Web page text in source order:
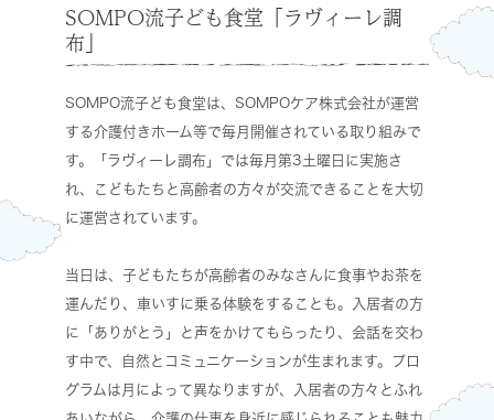
SOMPO流子ども食堂「ラヴィーレ調
布」
SOMPO流子ども食堂は、SOMPOケア株式会社が運営
する介護付きホーム等で毎月開催されている取り組みで
す。「ラヴィーレ調布」では毎月第3土曜日に実施さ
れ、こどもたちと高齢者の方々が交流できることを大切
に運営されています。
当日は、子どもたちが高齢者のみなさんに食事やお茶を
運んだり、車いすに乗る体験をすることも。入居者の方
に「ありがとう」と声をかけてもらったり、会話を交わ
す中で、自然とコミュニケーションが生まれます。プロ
グラムは月によって異なりますが、入居者の方々とふれ